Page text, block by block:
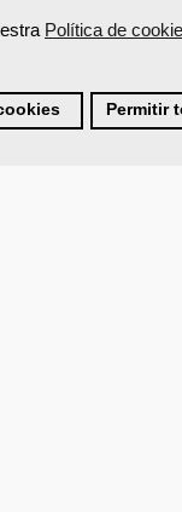
Política de
Permitir